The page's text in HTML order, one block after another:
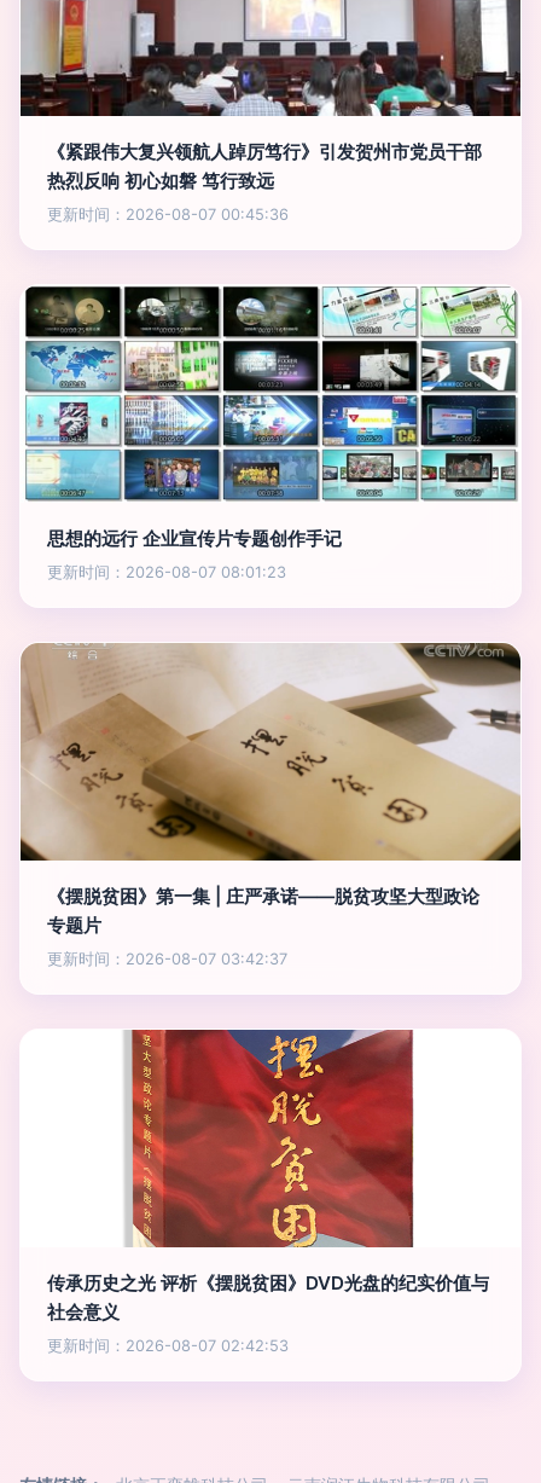
《紧跟伟大复兴领航人踔厉笃行》引发贺州市党员干部
热烈反响 初心如磐 笃行致远
更新时间：2026-08-07 00:45:36
思想的远行 企业宣传片专题创作手记
更新时间：2026-08-07 08:01:23
《摆脱贫困》第一集 | 庄严承诺——脱贫攻坚大型政论
专题片
更新时间：2026-08-07 03:42:37
传承历史之光 评析《摆脱贫困》DVD光盘的纪实价值与
社会意义
更新时间：2026-08-07 02:42:53